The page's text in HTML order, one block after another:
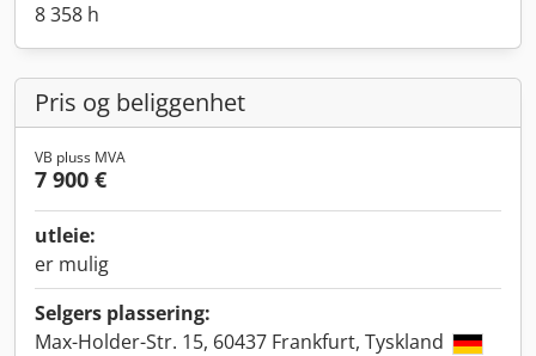
8 358 h
Pris og beliggenhet
VB pluss MVA
7 900 €
utleie:
er mulig
Selgers plassering:
Max-Holder-Str. 15, 60437 Frankfurt, Tyskland